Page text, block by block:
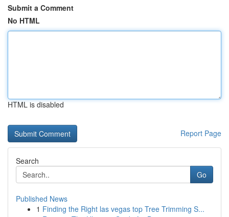
Submit a Comment
No HTML
HTML is disabled
Report Page
Search
Go
Published News
1 Finding the Right las vegas top Tree Trimming S...